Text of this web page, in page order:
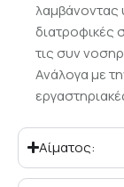
λαμβάνοντας
διατροφικές
τις συν
Ανάλογα με
Αίματος: